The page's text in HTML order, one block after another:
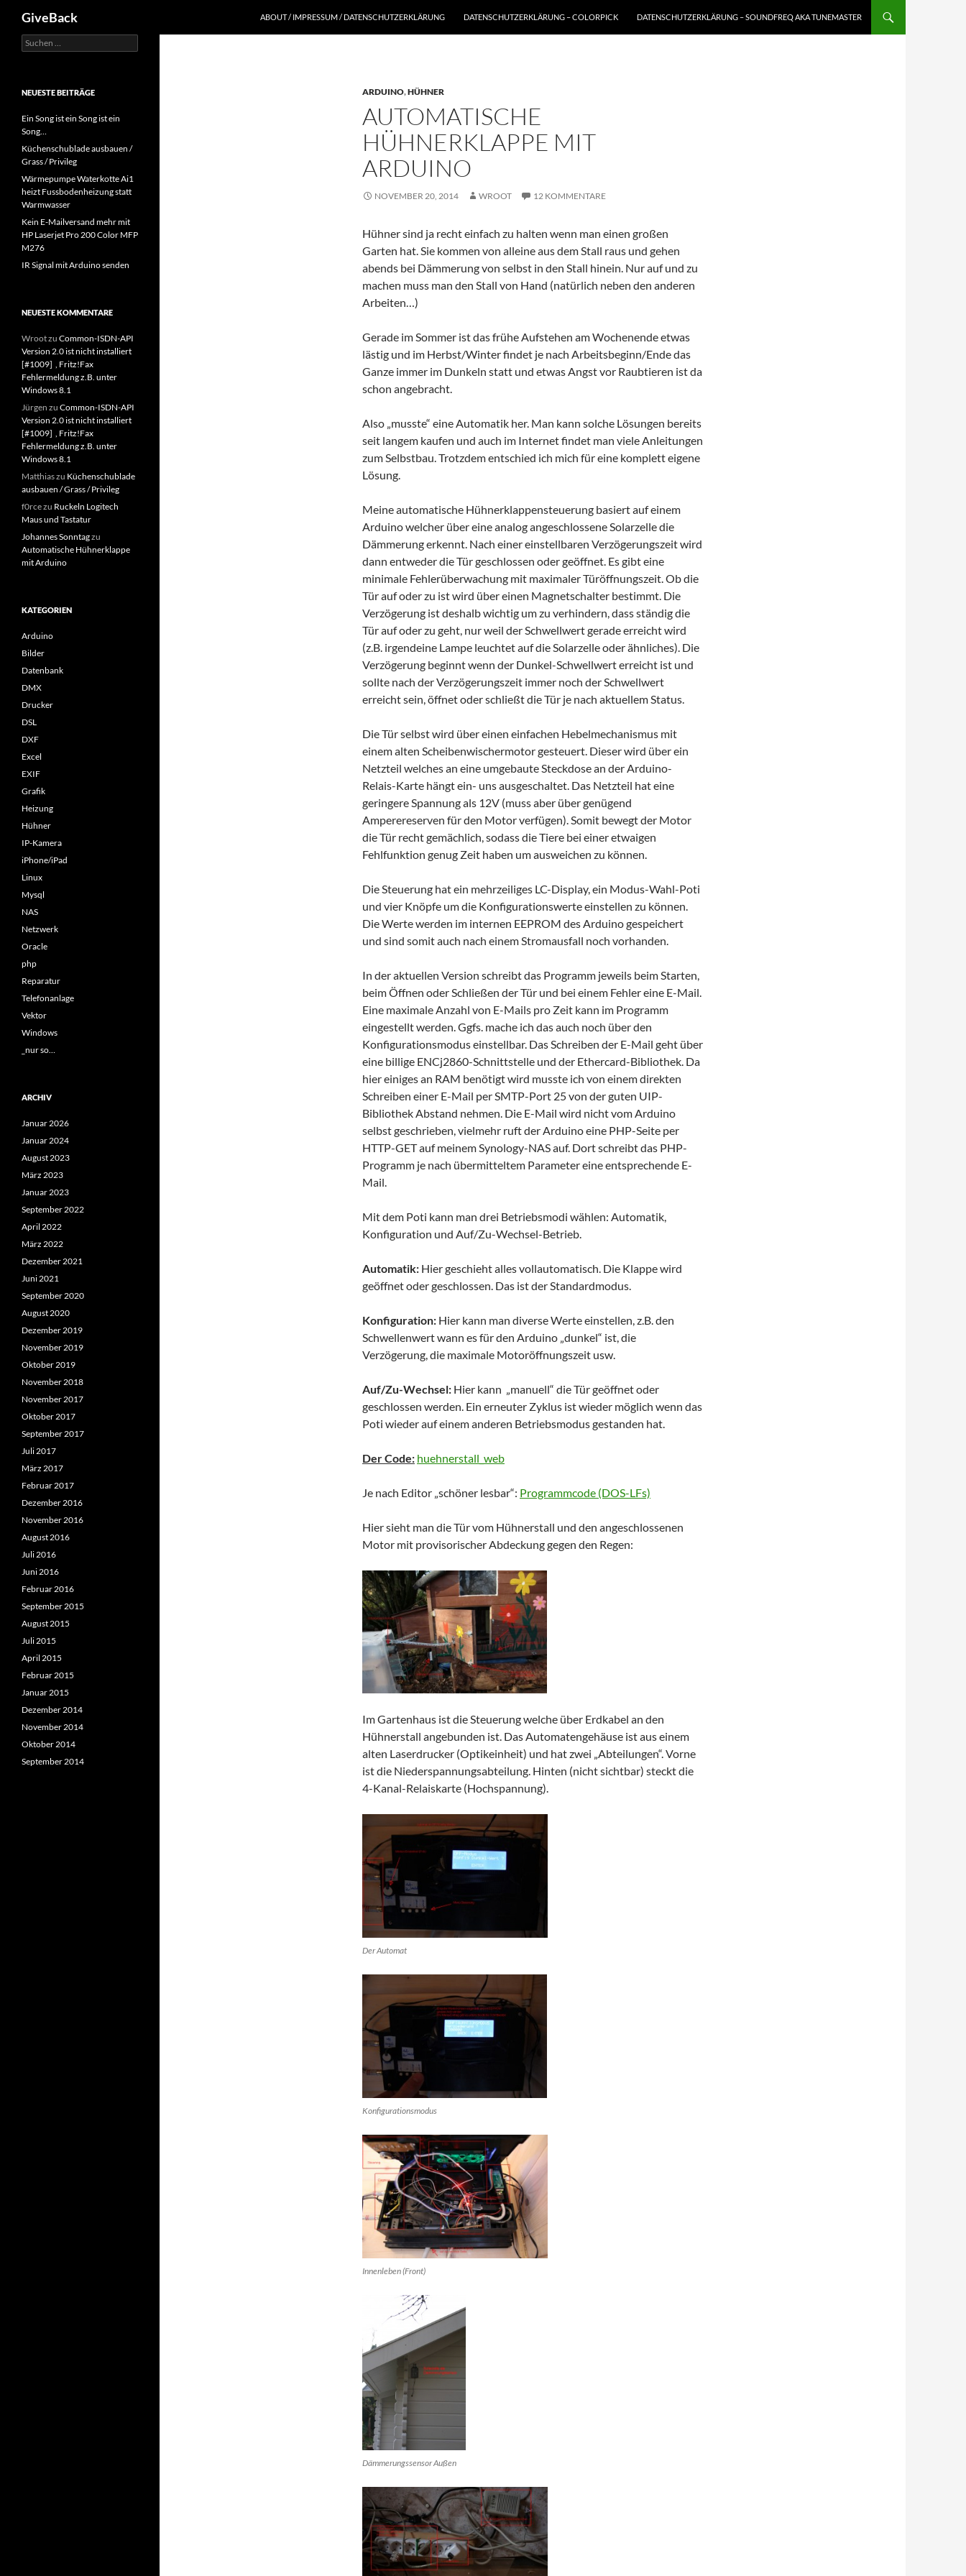
GiveBack ABOUT / IMPRESSUM / DATENSCHUTZERKLÄRUNG DATENSCHUTZERKLÄRUNG – COLORPICK DATENSCHUTZERKLÄRUNG – SOUNDFREQ AKA TUNEMASTER
ARDUINO,HÜHNER
AUTOMATISCHE
HÜHNERKLAPPE MIT
ARDUINO
NOVEMBER 20, 2014 WROOT 12 KOMMENTARE
Hühner sind ja recht einfach zu halten wenn man einen großen
Garten hat. Sie kommen von alleine aus dem Stall raus und gehen
abends bei Dämmerung von selbst in den Stall hinein. Nur auf und zu
machen muss man den Stall von Hand (natürlich neben den anderen
Arbeiten…)
Gerade im Sommer ist das frühe Aufstehen am Wochenende etwas
lästig und im Herbst/Winter findet je nach Arbeitsbeginn/Ende das
Ganze immer im Dunkeln statt und etwas Angst vor Raubtieren ist da
schon angebracht.
Also „musste“ eine Automatik her. Man kann solche Lösungen bereits
seit langem kaufen und auch im Internet findet man viele Anleitungen
zum Selbstbau. Trotzdem entschied ich mich für eine komplett eigene
Lösung.
Meine automatische Hühnerklappensteuerung basiert auf einem
Arduino welcher über eine analog angeschlossene Solarzelle die
Dämmerung erkennt. Nach einer einstellbaren Verzögerungszeit wird
dann entweder die Tür geschlossen oder geöffnet. Es gibt eine
minimale Fehlerüberwachung mit maximaler Türöffnungszeit. Ob die
Tür auf oder zu ist wird über einen Magnetschalter bestimmt. Die
Verzögerung ist deshalb wichtig um zu verhindern, dass ständig die
Tür auf oder zu geht, nur weil der Schwellwert gerade erreicht wird
(z.B. irgendeine Lampe leuchtet auf die Solarzelle oder ähnliches). Die
Verzögerung beginnt wenn der Dunkel-Schwellwert erreicht ist und
sollte nach der Verzögerungszeit immer noch der Schwellwert
erreicht sein, öffnet oder schließt die Tür je nach aktuellem Status.
Die Tür selbst wird über einen einfachen Hebelmechanismus mit
einem alten Scheibenwischermotor gesteuert. Dieser wird über ein
Netzteil welches an eine umgebaute Steckdose an der Arduino-
Relais-Karte hängt ein- uns ausgeschaltet. Das Netzteil hat eine
geringere Spannung als 12V (muss aber über genügend
Amperereserven für den Motor verfügen). Somit bewegt der Motor
die Tür recht gemächlich, sodass die Tiere bei einer etwaigen
Fehlfunktion genug Zeit haben um ausweichen zu können.
Die Steuerung hat ein mehrzeiliges LC-Display, ein Modus-Wahl-Poti
und vier Knöpfe um die Konfigurationswerte einstellen zu können.
Die Werte werden im internen EEPROM des Arduino gespeichert
und sind somit auch nach einem Stromausfall noch vorhanden.
In der aktuellen Version schreibt das Programm jeweils beim Starten,
beim Öffnen oder Schließen der Tür und bei einem Fehler eine E-Mail.
Eine maximale Anzahl von E-Mails pro Zeit kann im Programm
eingestellt werden. Ggfs. mache ich das auch noch über den
Konfigurationsmodus einstellbar. Das Schreiben der E-Mail geht über
eine billige ENCj2860-Schnittstelle und der Ethercard-Bibliothek. Da
hier einiges an RAM benötigt wird musste ich von einem direkten
Schreiben einer E-Mail per SMTP-Port 25 von der guten UIP-
Bibliothek Abstand nehmen. Die E-Mail wird nicht vom Arduino
selbst geschrieben, vielmehr ruft der Arduino eine PHP-Seite per
HTTP-GET auf meinem Synology-NAS auf. Dort schreibt das PHP-
Programm je nach übermitteltem Parameter eine entsprechende E-
Mail.
Mit dem Poti kann man drei Betriebsmodi wählen: Automatik,
Konfiguration und Auf/Zu-Wechsel-Betrieb.
Automatik: Hier geschieht alles vollautomatisch. Die Klappe wird
geöffnet oder geschlossen. Das ist der Standardmodus.
Konfiguration: Hier kann man diverse Werte einstellen, z.B. den
Schwellenwert wann es für den Arduino „dunkel“ ist, die
Verzögerung, die maximale Motoröffnungszeit usw.
Auf/Zu-Wechsel: Hier kann „manuell“ die Tür geöffnet oder
geschlossen werden. Ein erneuter Zyklus ist wieder möglich wenn das
Poti wieder auf einem anderen Betriebsmodus gestanden hat.
Der Code: huehnerstall_web
Je nach Editor „schöner lesbar“: Programmcode (DOS-LFs)
Hier sieht man die Tür vom Hühnerstall und den angeschlossenen
Motor mit provisorischer Abdeckung gegen den Regen:
Im Gartenhaus ist die Steuerung welche über Erdkabel an den
Hühnerstall angebunden ist. Das Automatengehäuse ist aus einem
alten Laserdrucker (Optikeinheit) und hat zwei „Abteilungen“. Vorne
ist die Niederspannungsabteilung. Hinten (nicht sichtbar) steckt die
4-Kanal-Relaiskarte (Hochspannung).
Der Automat
Konfigurationsmodus
Innenleben (Front)
Dämmerungssensor Außen
Suchen
nach:
NEUESTE BEITRÄGE
Ein Song ist ein Song ist ein
Song…
Küchenschublade ausbauen /
Grass / Privileg
Wärmepumpe Waterkotte Ai1
heizt Fussbodenheizung statt
Warmwasser
Kein E-Mailversand mehr mit
HP Laserjet Pro 200 Color MFP
M276
IR Signal mit Arduino senden
NEUESTE KOMMENTARE
Wrootzu Common-ISDN-API
Version 2.0 ist nicht installiert
[#1009] , Fritz!Fax
Fehlermeldung z.B. unter
Windows 8.1
Jürgen zu Common-ISDN-API
Version 2.0 ist nicht installiert
[#1009] , Fritz!Fax
Fehlermeldung z.B. unter
Windows 8.1
Matthiaszu Küchenschublade
ausbauen / Grass / Privileg
f0rcezu Ruckeln Logitech
Maus und Tastatur
Johannes Sonntagzu
Automatische Hühnerklappe
mit Arduino
KATEGORIEN
Arduino
Bilder
Datenbank
DMX
Drucker
DSL
DXF
Excel
EXIF
Grafik
Heizung
Hühner
IP-Kamera
iPhone/iPad
Linux
Mysql
NAS
Netzwerk
Oracle
php
Reparatur
Telefonanlage
Vektor
Windows
_nur so…
ARCHIV
Januar 2026
Januar 2024
August 2023
März 2023
Januar 2023
September 2022
April 2022
März 2022
Dezember 2021
Juni 2021
September 2020
August 2020
Dezember 2019
November 2019
Oktober 2019
November 2018
November 2017
Oktober 2017
September 2017
Juli 2017
März 2017
Februar 2017
Dezember 2016
November 2016
August 2016
Juli 2016
Juni 2016
Februar 2016
September 2015
August 2015
Juli 2015
April 2015
Februar 2015
Januar 2015
Dezember 2014
November 2014
Oktober 2014
September 2014